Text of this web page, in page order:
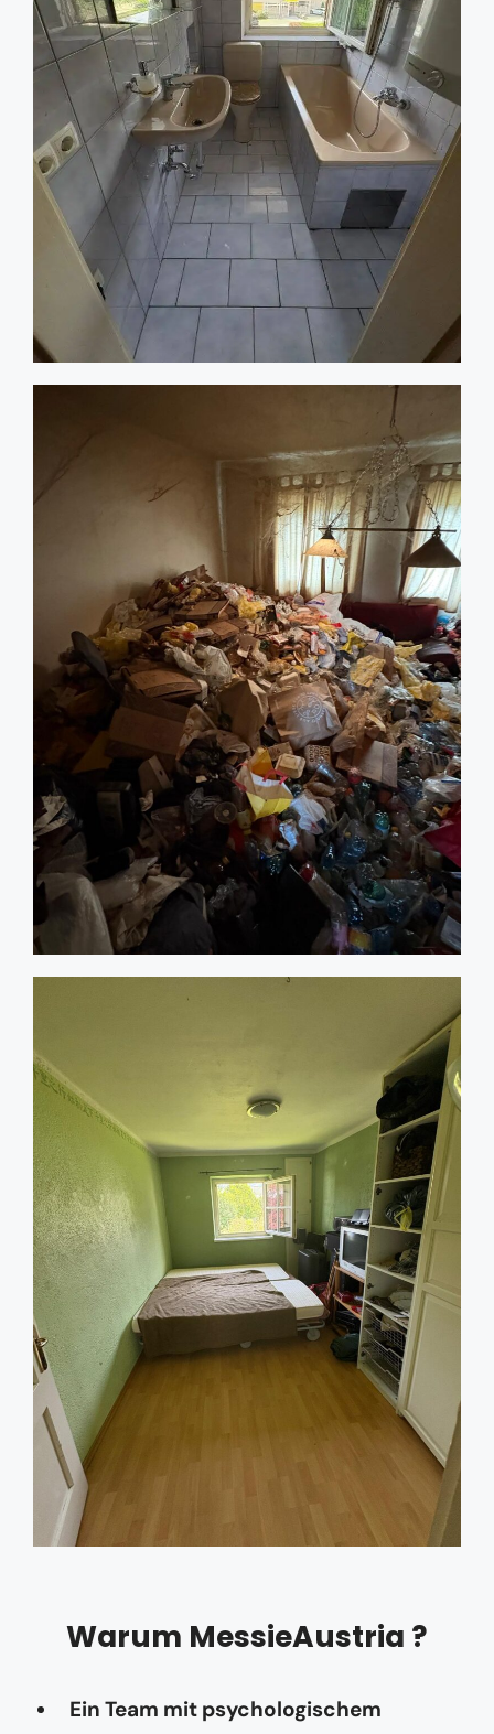
Warum MessieAustria ?
Ein Team mit psychologischem